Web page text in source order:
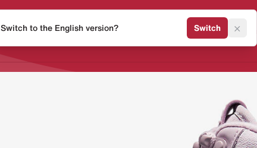
Release Kalender Sneaker
Switch to the English version? Switch ×